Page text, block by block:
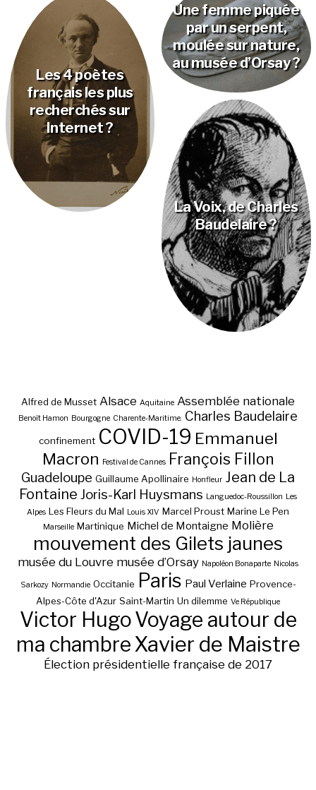
Une femme piquée
par un serpent,
moulée sur nature,
au musée d’Orsay ?
Les 4 poètes
français les plus
recherchés sur
Internet ?
La Voix, de Charles
Baudelaire ?
Alfred de Musset Alsace Aquitaine Assemblée nationale
Benoît Hamon Bourgogne Charente-Maritime. Charles Baudelaire
confinement COVID-19 Emmanuel
Macron
Festival de Cannes François Fillon
Guadeloupe Guillaume Apollinaire Honfleur Jean de La
Fontaine Joris-Karl Huysmans Languedoc-Roussillon Les
Alpes Les Fleurs du Mal Louis XIV Marcel Proust Marine Le Pen
Marseille Martinique Michel de Montaigne Molière
mouvement des Gilets jaunes
musée du Louvre musée d’Orsay Napoléon Bonaparte Nicolas
Sarkozy Normandie Occitanie Paris Paul Verlaine Provence-
Alpes-Côte d'Azur Saint-Martin Un dilemme Ve République
Victor HugoVoyage autour de
ma chambreXavier de Maistre
Élection présidentielle française de 2017